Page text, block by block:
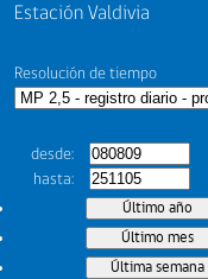
Estación Valdivia
Resolución de tiempo
desde
hasta